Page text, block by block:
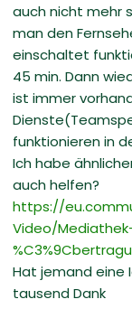
auch nicht mehr
man den
einschaltet
45 min. Dann
ist immer
funktionieren in
Ich habe
auch helfen?
https://
Video/
Hat jemand eine
tausend Dank